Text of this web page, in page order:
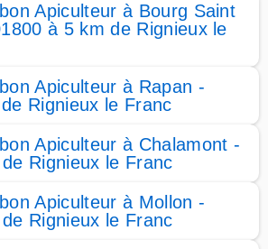
Apiculteur à Bourg Saint
à 5 km de Rignieux le
Apiculteur à Rapan -
Rignieux le Franc
Apiculteur à Chalamont -
Rignieux le Franc
Apiculteur à Mollon -
Rignieux le Franc